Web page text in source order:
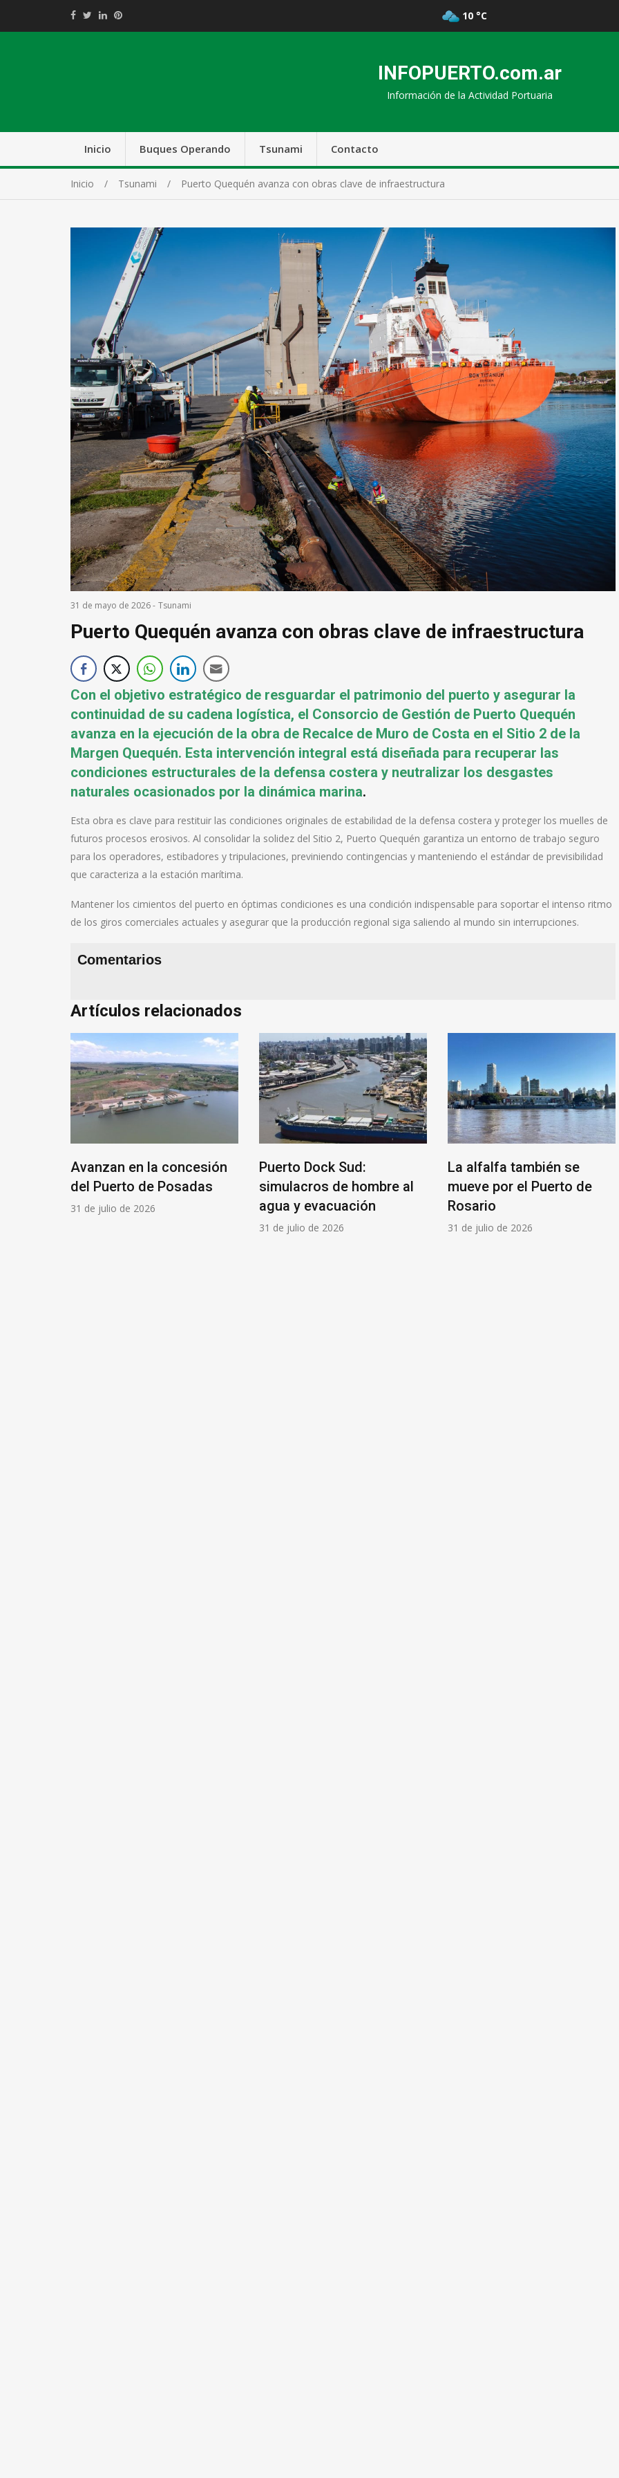
10 °C
INFOPUERTO.com.ar
Información de la Actividad Portuaria
Inicio Buques Operando Tsunami Contacto
Inicio Tsunami Puerto Quequén avanza con obras clave de infraestructura
31 de mayo de 2026- Tsunami
Puerto Quequén avanza con obras clave de infraestructura
Con el objetivo estratégico de resguardar el patrimonio del puerto y asegurar la
continuidad de su cadena logística, el Consorcio de Gestión de Puerto Quequén
avanza en la ejecución de la obra de Recalce de Muro de Costa en el Sitio 2 de la
Margen Quequén. Esta intervención integral está diseñada para recuperar las
condiciones estructurales de la defensa costera y neutralizar los desgastes
naturales ocasionados por la dinámica marina.
Esta obra es clave para restituir las condiciones originales de estabilidad de la defensa costera y proteger los muelles de
futuros procesos erosivos. Al consolidar la solidez del Sitio 2, Puerto Quequén garantiza un entorno de trabajo seguro
para los operadores, estibadores y tripulaciones, previniendo contingencias y manteniendo el estándar de previsibilidad
que caracteriza a la estación marítima.
Mantener los cimientos del puerto en óptimas condiciones es una condición indispensable para soportar el intenso ritmo
de los giros comerciales actuales y asegurar que la producción regional siga saliendo al mundo sin interrupciones.
Comentarios
Artículos relacionados
Avanzan en la concesión
del Puerto de Posadas
31 de julio de 2026
Puerto Dock Sud:
simulacros de hombre al
agua y evacuación
31 de julio de 2026
La alfalfa también se
mueve por el Puerto de
Rosario
31 de julio de 2026